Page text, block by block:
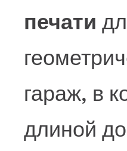
печати
гараж, в
длиной